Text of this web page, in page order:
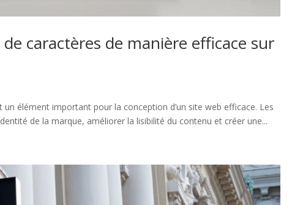
caractères de manière efficace sur
élément important pour la conception d’un site web efficace. Les
de la marque, améliorer la lisibilité du contenu et créer une...